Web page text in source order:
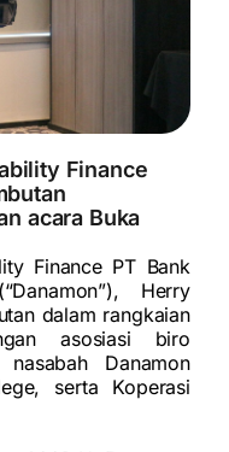
Finance
acara Buka
Finance PT Bank
Herry
dalam rangkaian
asosiasi biro
Danamon
serta Koperasi